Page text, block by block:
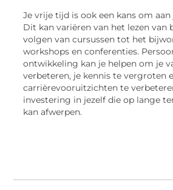
Je vrije tijd is ook een kans om aan
Dit kan variëren van het lezen van
volgen van cursussen tot het
workshops en conferenties.
ontwikkeling kan je helpen om je
verbeteren, je kennis te vergroten
carrièrevooruitzichten te
investering in jezelf die op lange
kan afwerpen.